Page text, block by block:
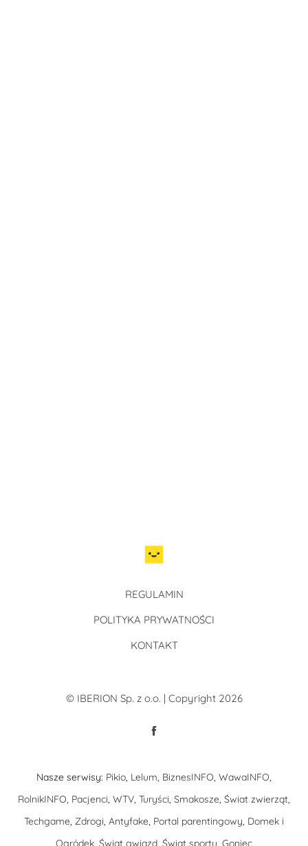
REGULAMIN
POLITYKA PRYWATNOŚCI
KONTAKT
© IBERION Sp. z o.o. | Copyright 2026
Nasze serwisy: Pikio, Lelum, BiznesINFO, WawaINFO,
RolnikINFO, Pacjenci, WTV, Turyści, Smakosze, Świat zwierząt,
Techgame, Zdrogi, Antyfake, Portal parentingowy, Domek i
Ogródek Świat gwiazd Świat sportu Goniec